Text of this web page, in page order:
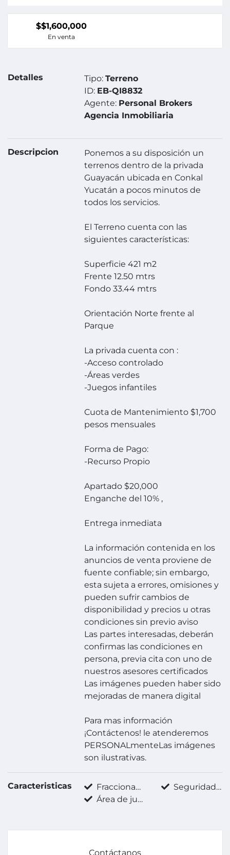
$$1,600,000
En venta
Detalles Tipo:Terreno
ID: EB-QI8832
Agente: Personal Brokers
Agencia Inmobiliaria
Descripcion
Ponemos a su disposición un
terrenos dentro de la privada
Guayacán ubicada en Conkal
Yucatán a pocos minutos de
todos los servicios.
El Terreno cuenta con las
siguientes características:
Superficie 421 m2
Frente 12.50 mtrs
Fondo 33.44 mtrs
Orientación Norte frente al
Parque
La privada cuenta con :
-Acceso controlado
-Áreas verdes
-Juegos infantiles
Cuota de Mantenimiento $1,700
pesos mensuales
Forma de Pago:
-Recurso Propio
Apartado $20,000
Enganche del 10% ,
Entrega inmediata
La información contenida en los
anuncios de venta proviene de
fuente confiable; sin embargo,
esta sujeta a errores, omisiones y
pueden sufrir cambios de
disponibilidad y precios u otras
condiciones sin previo aviso
Las partes interesadas, deberán
confirmas las condiciones en
persona, previa cita con uno de
nuestros asesores certificados
Las imágenes pueden haber sido
mejoradas de manera digital
Para mas información
¡Contáctenos! le atenderemos
PERSONALmenteLas imágenes
son ilustrativas.
Caracteristicas Fraccionamiento privado
Seguridad 24 horas
Área de juegos infantiles
Contáctanos